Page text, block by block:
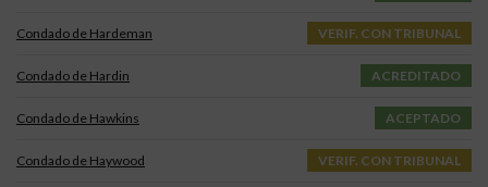
Condado de Hardeman VERIF. CON TRIBUNAL
Condado de Hardin ACREDITADO
Condado de Hawkins ACEPTADO
Condado de Haywood VERIF. CON TRIBUNAL